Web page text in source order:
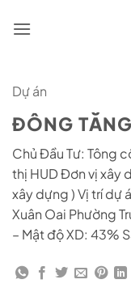
Dự án
ĐÔNG
Chủ Đầu Tư: Tông
thị HUD Đơn vị xây
xây dựng ) Vị trí dự
Xuân Oai Phường
– Mật độ XD: 43%